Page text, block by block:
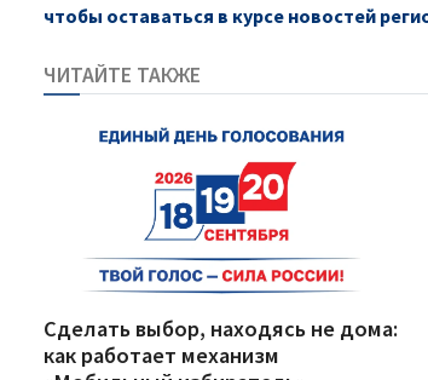
чтобы оставаться в курсе новостей
ЧИТАЙТЕ ТАКЖЕ
Сделать выбор, находясь не дома:
как работает механизм